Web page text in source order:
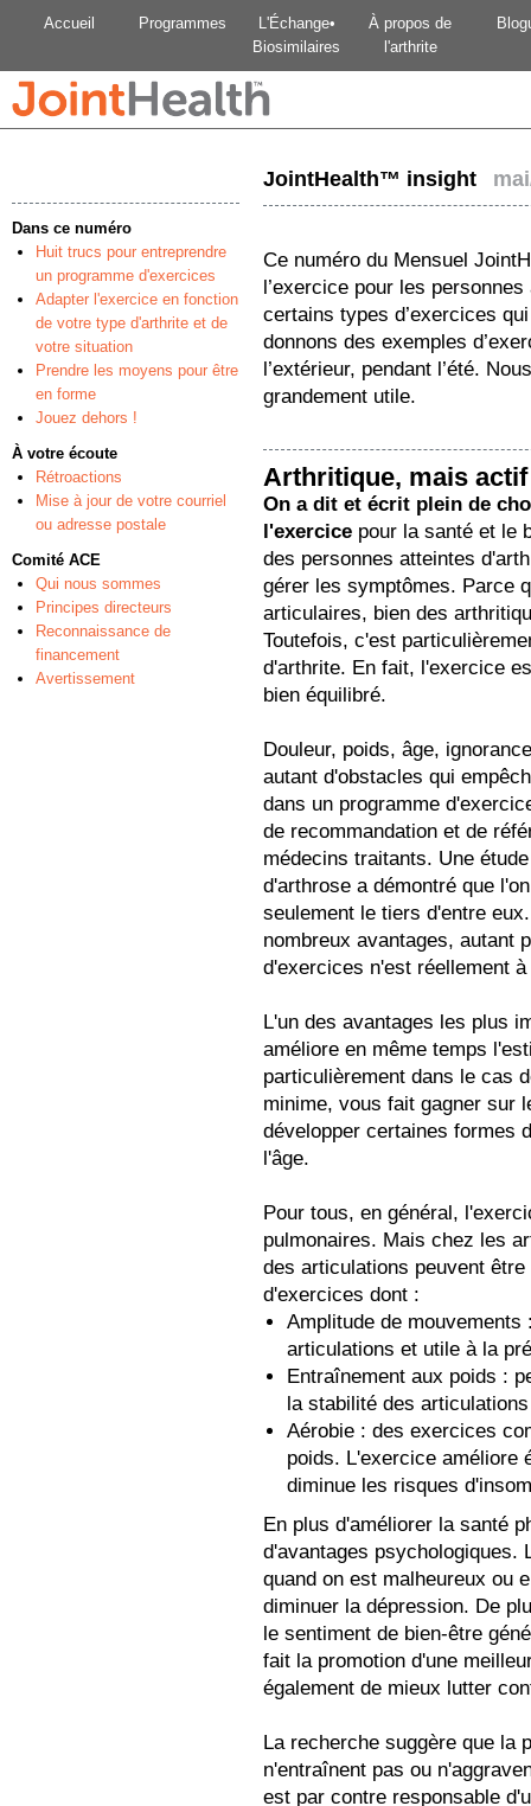
Accueil Programmes
L'Échange•
Biosimilaires
À propos de
l'arthrite
Dans ce numéro
Huit trucs pour entreprendre
un programme d'exercices
Adapter l'exercice en fonction
de votre type d'arthrite et de
votre situation
Prendre les moyens pour être
en forme
Jouez dehors !
À votre écoute
Rétroactions
Mise à jour de votre courriel
ou adresse postale
Comité ACE
Qui nous sommes
Principes directeurs
Reconnaissance de
financement
Avertissement
JointHealth™ insight
Ce numéro du Mensuel
l’exercice pour les
certains types d’exercices
donnons des exemples
l’extérieur, pendant l’été.
grandement utile.
Arthritique, mais
On a dit et écrit plein de
l'exercice pour la santé et le
des personnes atteintes
gérer les symptômes. Parce
articulaires, bien des
Toutefois, c'est
d'arthrite. En fait, l'exercice
bien équilibré.
Douleur, poids, âge,
autant d'obstacles qui
dans un programme
de recommandation et de
médecins traitants. Une
d'arthrose a démontré que
seulement le tiers d'entre
nombreux avantages, autant
d'exercices n'est réellement
L'un des avantages les plus
améliore en même temps
particulièrement dans le cas
minime, vous fait gagner sur
développer certaines formes
l'âge.
Pour tous, en général,
pulmonaires. Mais chez les
des articulations peuvent
d'exercices dont :
Amplitude de
articulations et utile à la
Entraînement aux poids :
la stabilité des
Aérobie : des exercices
poids. L'exercice améliore
diminue les risques
En plus d'améliorer la santé
d'avantages psychologiques.
quand on est malheureux ou
diminuer la dépression. De
le sentiment de bien-être
fait la promotion d'une
également de mieux lutter
La recherche suggère que la
n'entraînent pas ou
est par contre responsable